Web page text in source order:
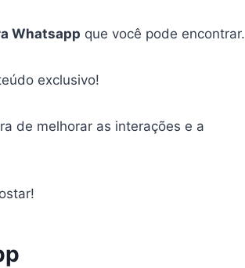
Whatsapp que você pode encontrar.
exclusivo!
de melhorar as interações e a